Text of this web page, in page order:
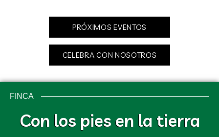
PRÓXIMOS EVENTOS
CELEBRA CON NOSOTROS
FINCA
Con los pies en la tierra